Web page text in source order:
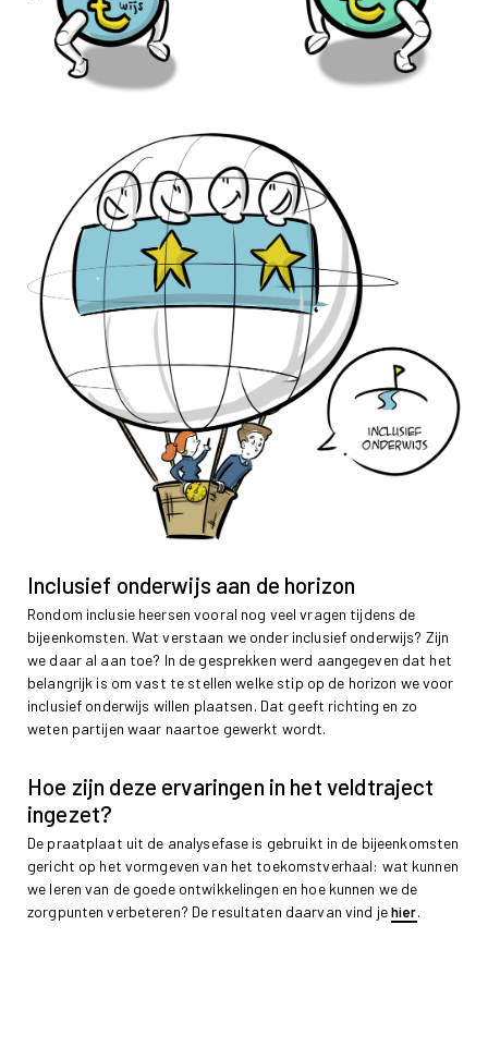
Inclusief onderwijs aan de horizon
Rondom inclusie heersen vooral nog veel vragen tijdens de
bijeenkomsten. Wat verstaan we onder inclusief onderwijs? Zijn
we daar al aan toe? In de gesprekken werd aangegeven dat het
belangrijk is om vast te stellen welke stip op de horizon we voor
inclusief onderwijs willen plaatsen. Dat geeft richting en zo
weten partijen waar naartoe gewerkt wordt.
Hoe zijn deze ervaringen in het veldtraject
ingezet?
De praatplaat uit de analysefase is gebruikt in de bijeenkomsten
gericht op het vormgeven van het toekomstverhaal: wat kunnen
we leren van de goede ontwikkelingen en hoe kunnen we de
zorgpunten verbeteren? De resultaten daarvan vind jehier.